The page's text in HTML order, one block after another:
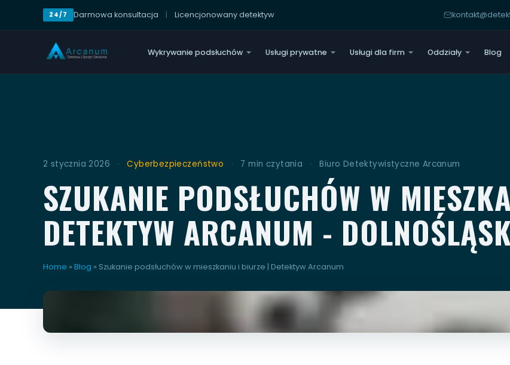
24/7 Darmowa konsultacja | Licencjonowany detektyw
Wykrywanie podsłuchów Usługi prywatne Usługi dla firm Oddziały Blog
2 stycznia 2026 · Cyberbezpieczeństwo · 7 min czytania · Biuro Detektywistyczne Arcanum
SZUKANIE PODSŁUCHÓW W
DETEKTYW ARCANUM -
Home » Blog » Szukanie podsłuchów w mieszkaniu i biurze | Detektyw Arcanum